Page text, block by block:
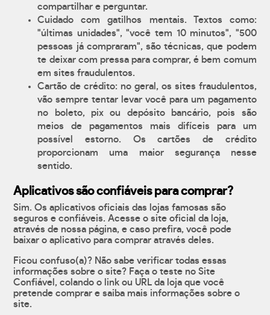
compartilhar e perguntar.
Cuidado com gatilhos mentais. Textos como:
"últimas unidades", "você tem 10 minutos", "500
pessoas já compraram", são técnicas, que podem
te deixar com pressa para comprar, é bem comum
em sites fraudulentos.
Cartão de crédito: no geral, os sites fraudulentos,
vão sempre tentar levar você para um pagamento
no boleto, pix ou depósito bancário, pois são
meios de pagamentos mais difíceis para um
possível estorno. Os cartões de crédito
proporcionam uma maior segurança nesse
sentido.
Aplicativos são confiáveis para comprar?
Sim. Os aplicativos oficiais das lojas famosas são
seguros e confiáveis. Acesse o site oficial da loja,
através de nossa página, e caso prefira, você pode
baixar o aplicativo para comprar através deles.
Ficou confuso(a)? Não sabe verificar todas essas
informações sobre o site? Faça o teste no Site
Confiável, colando o link ou URL da loja que você
pretende comprar e saiba mais informações sobre o
site.